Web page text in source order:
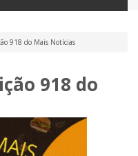
918 do Mais Notícias
918 do